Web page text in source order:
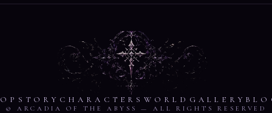
STORY CHARACTERS WORLD GALLERY
© ARCADIA OF THE ABYSS — ALL RIGHTS RESERVED